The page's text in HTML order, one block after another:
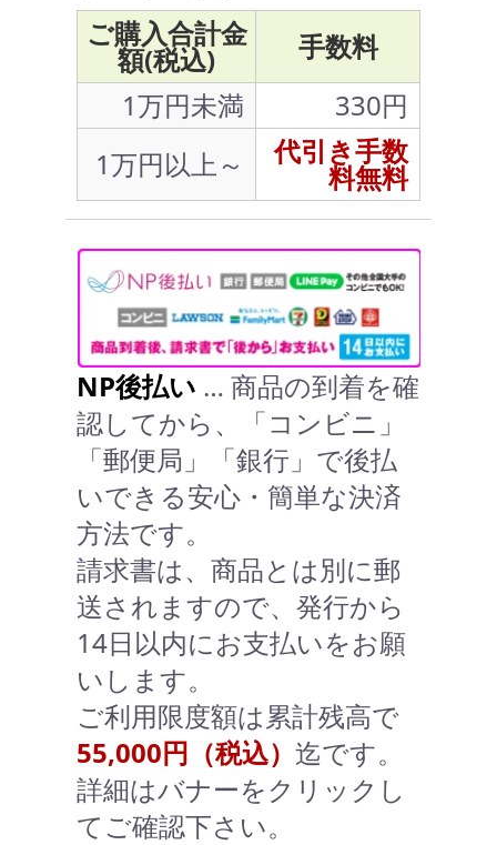
ご購入合計金
額(税込)
手数料
1万円未満
330円
1万円以上～
代引き手数
料無料
NP後払い … 商品の到着を確
認してから、「コンビニ」
「郵便局」「銀行」で後払
いできる安心・簡単な決済
方法です。
請求書は、商品とは別に郵
送されますので、発行から
14日以内にお支払いをお願
いします。
ご利用限度額は累計残高で
55,000円（税込） 迄です。
詳細はバナーをクリックし
てご確認下さい。